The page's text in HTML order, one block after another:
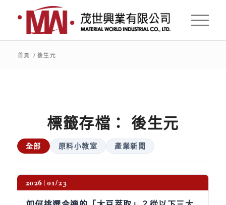
首頁 / 後生元
標籤存檔： 後生元
全部 原料小教室 產業新聞
2026 01/23